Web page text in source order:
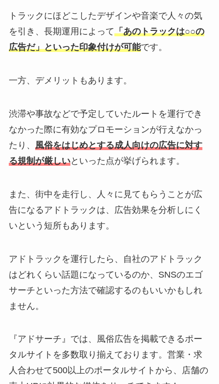
トラックにほどこしたデザインや音楽で人々の気
を引き、長期運用によって「あのトラックは○○の
広告だ」といった印象付けが可能です。
一方、デメリットもあります。
渋滞や事故などで予定していたルートを運行でき
なかった際に有効なプロモーションが行えなかっ
たり、 風俗をはじめとする成人向けの広告に対す
る規制が厳しいといった点が挙げられます。
また、街中を走行し、人々に見てもらうことが広
告になるアドトラックは、広告効果を分析しにく
いという短所もあります。
アドトラックを運行したら、自社のアドトラック
はどれくらい話題になっているのか、SNSのエゴ
サーチといった方法で確認するのもいいかもしれ
ません。
『アドサーチ』では、風俗広告を掲載できるポー
タルサイトを多数取り揃えております。営業・求
人合わせて500以上のポータルサイトから、店舗の